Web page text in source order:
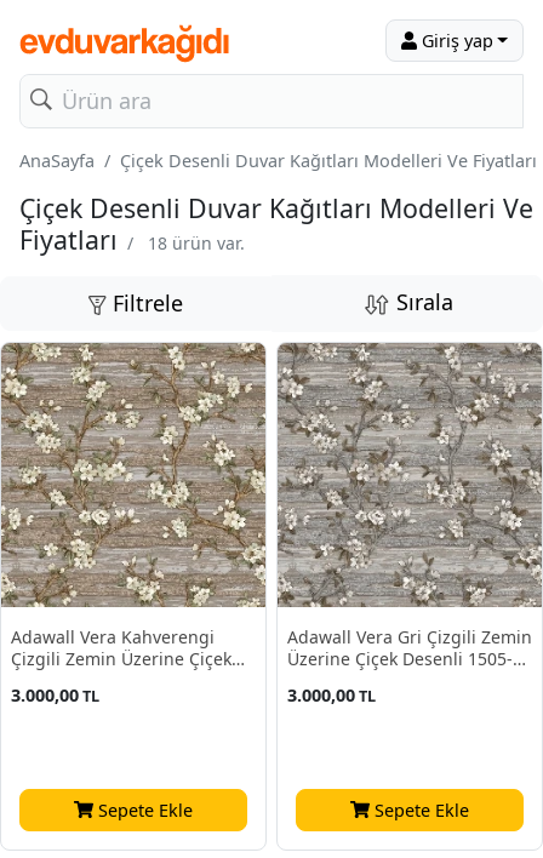
Giriş yap
AnaSayfa Çiçek Desenli Duvar Kağıtları Modelleri Ve Fiyatları
Çiçek Desenli Duvar Kağıtları Modelleri Ve
Fiyatları / 18 ürün var.
Filtrele Sırala
Adawall Vera Kahverengi
Çizgili Zemin Üzerine Çiçek
16.50 M²
3.000,00TL
Sepete Ekle
Adawall Vera Gri Çizgili Zemin
Üzerine Çiçek Desenli 1505-3
3.000,00TL
Sepete Ekle